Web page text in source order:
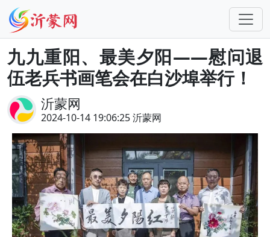
九九重阳、最美夕阳——慰问退
伍老兵书画笔会在白沙埠举行！
沂蒙网
2024-10-14 19:06:25 沂蒙网